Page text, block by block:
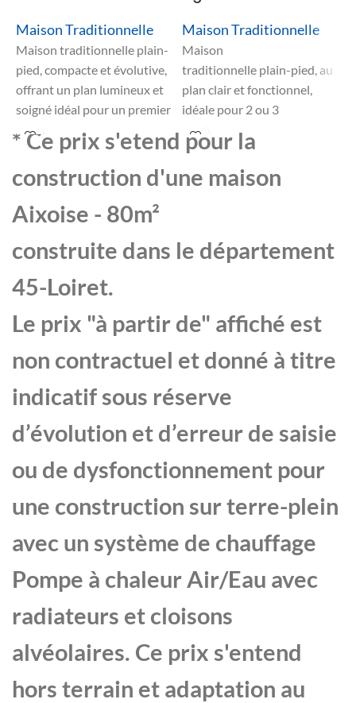
Maison Traditionnelle
Maison traditionnelle plain-
pied, compacte et évolutive,
offrant un plan lumineux et
soigné idéal pour un premier
achat ou un budget serré
tout en assurant un
confort familial appréciable.
Maison Traditionnelle
Maison
traditionnelle plain-pied, au
plan clair et fonctionnel,
idéale pour 2 ou 3
chambres, pensée pour la
simplicité et la convivialité
avec un excellent
rapport qualité-prix.
* Ce prix s'etend pour la
construction d'une maison
Aixoise - 80m²
construite dans le département
45-Loiret.
Le prix "à partir de" affiché est
non contractuel et donné à titre
indicatif sous réserve
d’évolution et d’erreur de saisie
ou de dysfonctionnement pour
une construction sur terre-plein
avec un système de chauffage
Pompe à chaleur Air/Eau avec
radiateurs et cloisons
alvéolaires. Ce prix s'entend
hors terrain et adaptation au